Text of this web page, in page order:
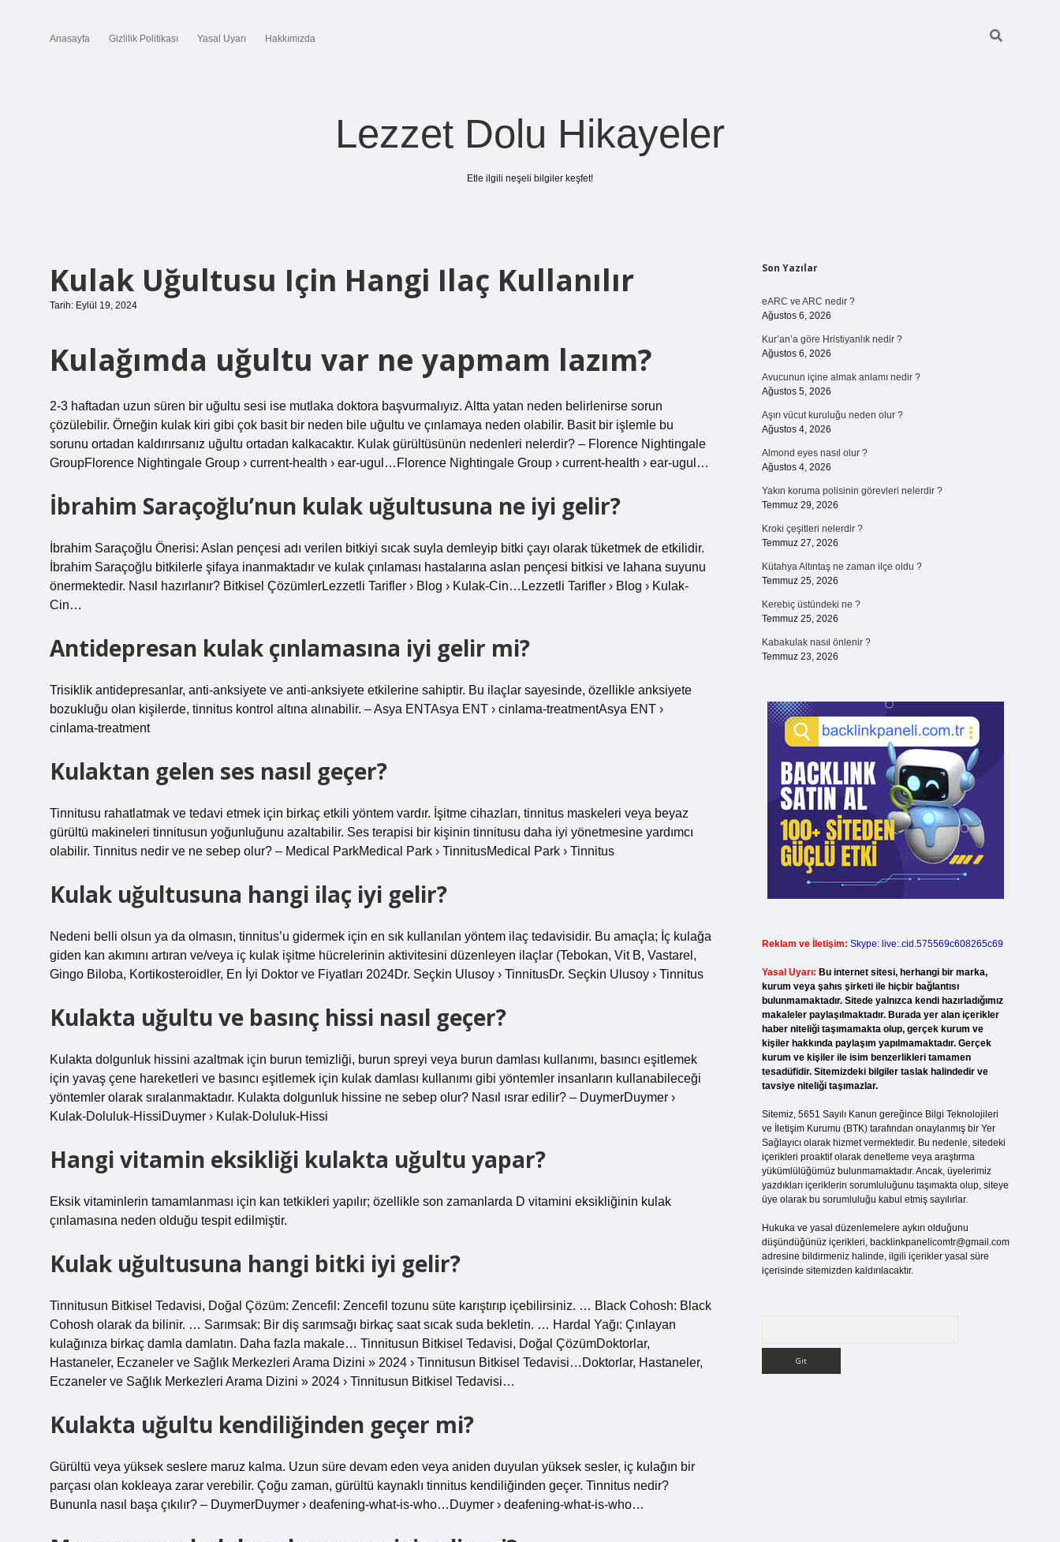
Anasayfa Gizlilik Politikası Yasal Uyarı Hakkımızda
Lezzet Dolu Hikayeler
Etle ilgili neşeli bilgiler keşfet!
Kulak Uğultusu Için Hangi Ilaç Kullanılır
Tarih: Eylül 19, 2024
Kulağımda uğultu var ne yapmam lazım?
2-3 haftadan uzun süren bir uğultu sesi ise mutlaka doktora başvurmalıyız. Altta yatan neden belirlenirse sorun
çözülebilir. Örneğin kulak kiri gibi çok basit bir neden bile uğultu ve çınlamaya neden olabilir. Basit bir işlemle bu
sorunu ortadan kaldırırsanız uğultu ortadan kalkacaktır. Kulak gürültüsünün nedenleri nelerdir? – Florence Nightingale
GroupFlorence Nightingale Group › current-health › ear-ugul…Florence Nightingale Group › current-health › ear-ugul…
İbrahim Saraçoğlu’nun kulak uğultusuna ne iyi gelir?
İbrahim Saraçoğlu Önerisi: Aslan pençesi adı verilen bitkiyi sıcak suyla demleyip bitki çayı olarak tüketmek de etkilidir.
İbrahim Saraçoğlu bitkilerle şifaya inanmaktadır ve kulak çınlaması hastalarına aslan pençesi bitkisi ve lahana suyunu
önermektedir. Nasıl hazırlanır? Bitkisel ÇözümlerLezzetli Tarifler › Blog › Kulak-Cin…Lezzetli Tarifler › Blog › Kulak-
Cin…
Antidepresan kulak çınlamasına iyi gelir mi?
Trisiklik antidepresanlar, anti-anksiyete ve anti-anksiyete etkilerine sahiptir. Bu ilaçlar sayesinde, özellikle anksiyete
bozukluğu olan kişilerde, tinnitus kontrol altına alınabilir. – Asya ENTAsya ENT › cinlama-treatmentAsya ENT ›
cinlama-treatment
Kulaktan gelen ses nasıl geçer?
Tinnitusu rahatlatmak ve tedavi etmek için birkaç etkili yöntem vardır. İşitme cihazları, tinnitus maskeleri veya beyaz
gürültü makineleri tinnitusun yoğunluğunu azaltabilir. Ses terapisi bir kişinin tinnitusu daha iyi yönetmesine yardımcı
olabilir. Tinnitus nedir ve ne sebep olur? – Medical ParkMedical Park › TinnitusMedical Park › Tinnitus
Kulak uğultusuna hangi ilaç iyi gelir?
Nedeni belli olsun ya da olmasın, tinnitus’u gidermek için en sık kullanılan yöntem ilaç tedavisidir. Bu amaçla; İç kulağa
giden kan akımını artıran ve/veya iç kulak işitme hücrelerinin aktivitesini düzenleyen ilaçlar (Tebokan, Vit B, Vastarel,
Gingo Biloba, Kortikosteroidler, En İyi Doktor ve Fiyatları 2024Dr. Seçkin Ulusoy › TinnitusDr. Seçkin Ulusoy › Tinnitus
Kulakta uğultu ve basınç hissi nasıl geçer?
Kulakta dolgunluk hissini azaltmak için burun temizliği, burun spreyi veya burun damlası kullanımı, basıncı eşitlemek
için yavaş çene hareketleri ve basıncı eşitlemek için kulak damlası kullanımı gibi yöntemler insanların kullanabileceği
yöntemler olarak sıralanmaktadır. Kulakta dolgunluk hissine ne sebep olur? Nasıl ısrar edilir? – DuymerDuymer ›
Kulak-Doluluk-HissiDuymer › Kulak-Doluluk-Hissi
Hangi vitamin eksikliği kulakta uğultu yapar?
Eksik vitaminlerin tamamlanması için kan tetkikleri yapılır; özellikle son zamanlarda D vitamini eksikliğinin kulak
çınlamasına neden olduğu tespit edilmiştir.
Kulak uğultusuna hangi bitki iyi gelir?
Tinnitusun Bitkisel Tedavisi, Doğal Çözüm: Zencefil: Zencefil tozunu süte karıştırıp içebilirsiniz. … Black Cohosh: Black
Cohosh olarak da bilinir. … Sarımsak: Bir diş sarımsağı birkaç saat sıcak suda bekletin. … Hardal Yağı: Çınlayan
kulağınıza birkaç damla damlatın. Daha fazla makale… Tinnitusun Bitkisel Tedavisi, Doğal ÇözümDoktorlar,
Hastaneler, Eczaneler ve Sağlık Merkezleri Arama Dizini » 2024 › Tinnitusun Bitkisel Tedavisi…Doktorlar, Hastaneler,
Eczaneler ve Sağlık Merkezleri Arama Dizini » 2024 › Tinnitusun Bitkisel Tedavisi…
Kulakta uğultu kendiliğinden geçer mi?
Gürültü veya yüksek seslere maruz kalma. Uzun süre devam eden veya aniden duyulan yüksek sesler, iç kulağın bir
parçası olan kokleaya zarar verebilir. Çoğu zaman, gürültü kaynaklı tinnitus kendiliğinden geçer. Tinnitus nedir?
Bununla nasıl başa çıkılır? – DuymerDuymer › deafening-what-is-who…Duymer › deafening-what-is-who…
Sidebar
Son Yazılar
eARC ve ARC nedir ?
Ağustos 6, 2026
Kur’an’a göre Hristiyanlık nedir ?
Ağustos 6, 2026
Avucunun içine almak anlamı nedir ?
Ağustos 5, 2026
Aşırı vücut kuruluğu neden olur ?
Ağustos 4, 2026
Almond eyes nasıl olur ?
Ağustos 4, 2026
Yakın koruma polisinin görevleri nelerdir ?
Temmuz 29, 2026
Kroki çeşitleri nelerdir ?
Temmuz 27, 2026
Kütahya Altıntaş ne zaman ilçe oldu ?
Temmuz 25, 2026
Kerebiç üstündeki ne ?
Temmuz 25, 2026
Kabakulak nasıl önlenir ?
Temmuz 23, 2026
Reklam ve İletişim: Skype: live:.cid.575569c608265c69
Yasal Uyarı: Bu internet sitesi, herhangi bir marka,
kurum veya şahıs şirketi ile hiçbir bağlantısı
bulunmamaktadır. Sitede yalnızca kendi hazırladığımız
makaleler paylaşılmaktadır. Burada yer alan içerikler
haber niteliği taşımamakta olup, gerçek kurum ve
kişiler hakkında paylaşım yapılmamaktadır. Gerçek
kurum ve kişiler ile isim benzerlikleri tamamen
tesadüfidir. Sitemizdeki bilgiler taslak halindedir ve
tavsiye niteliği taşımazlar.
Sitemiz, 5651 Sayılı Kanun gereğince Bilgi Teknolojileri
ve İletişim Kurumu (BTK) tarafından onaylanmış bir Yer
Sağlayıcı olarak hizmet vermektedir. Bu nedenle, sitedeki
içerikleri proaktif olarak denetleme veya araştırma
yükümlülüğümüz bulunmamaktadır. Ancak, üyelerimiz
yazdıkları içeriklerin sorumluluğunu taşımakta olup, siteye
üye olarak bu sorumluluğu kabul etmiş sayılırlar.
Hukuka ve yasal düzenlemelere aykırı olduğunu
düşündüğünüz içerikleri, backlinkpanelicomtr@gmail.com
adresine bildirmeniz halinde, ilgili içerikler yasal süre
içerisinde sitemizden kaldırılacaktır.